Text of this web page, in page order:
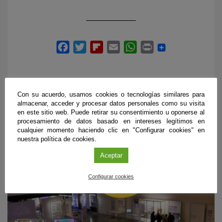
PRÓXIMOS EVENTOS
Con su acuerdo, usamos cookies o tecnologías similares para
almacenar, acceder y procesar datos personales como su visita
en este sitio web. Puede retirar su consentimiento u oponerse al
procesamiento de datos basado en intereses legítimos en
cualquier momento haciendo clic en "Configurar cookies" en
nuestra política de cookies.
Aceptar
Configurar cookies